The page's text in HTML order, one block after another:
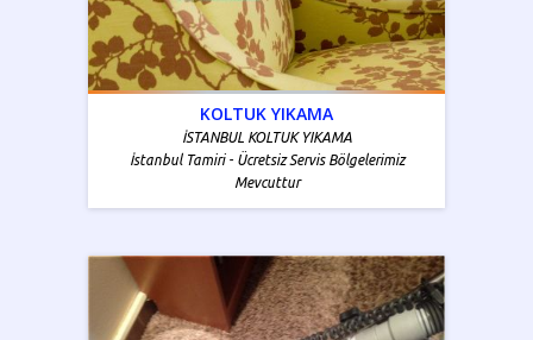
KOLTUK YIKAMA
İSTANBUL KOLTUK YIKAMA
İstanbul Tamiri - Ücretsiz Servis Bölgelerimiz
Mevcuttur